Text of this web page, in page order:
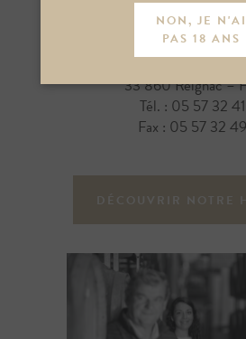
10, Réaud
33 860 Reignac –
Tél. : 05 57 32
Fax : 05 57 32
DÉCOUVRIR NOTRE
NON, JE N'AI
PAS 18 ANS